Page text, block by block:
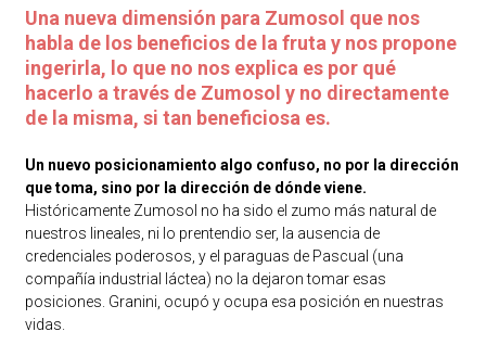
Una nueva dimensión para Zumosol que nos
habla de los beneficios de la fruta y nos propone
ingerirla, lo que no nos explica es por qué
hacerlo a través de Zumosol y no directamente
de la misma, si tan beneficiosa es.
Un nuevo posicionamiento algo confuso, no por la dirección
que toma, sino por la dirección de dónde viene.
Históricamente Zumosol no ha sido el zumo más natural de
nuestros lineales, ni lo prentendio ser, la ausencia de
credenciales poderosos, y el paraguas de Pascual (una
compañía industrial láctea) no la dejaron tomar esas
posiciones. Granini, ocupó y ocupa esa posición en nuestras
vidas.